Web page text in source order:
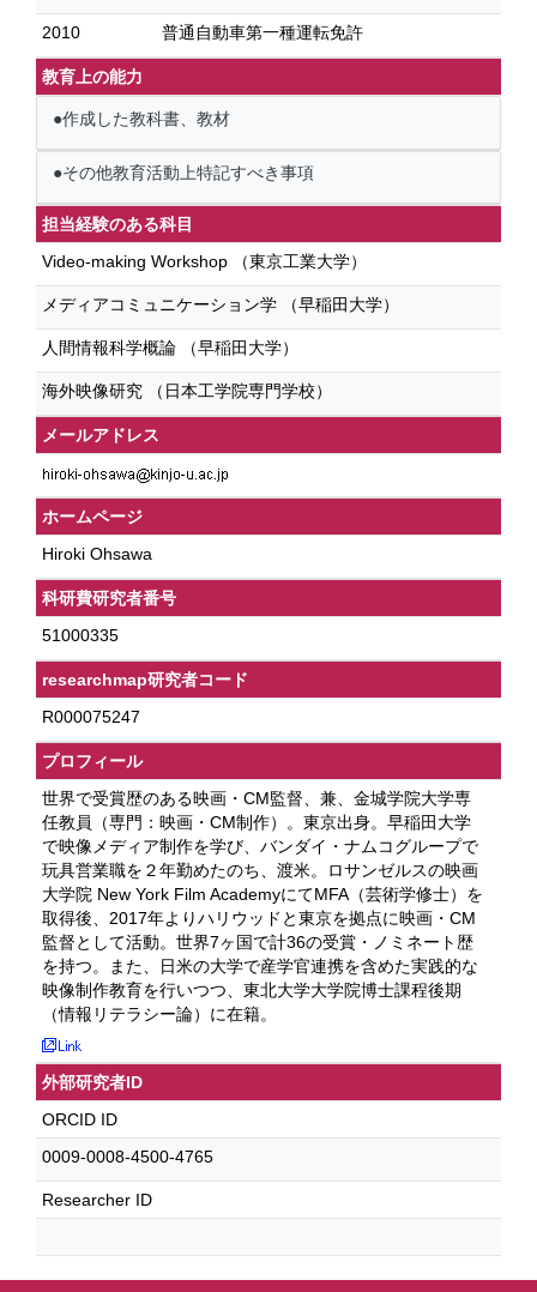
2010 普通自動車第一種運転免許
教育上の能力
●作成した教科書、教材
●その他教育活動上特記すべき事項
担当経験のある科目
Video-making Workshop （東京工業大学）
メディアコミュニケーション学 （早稲田大学）
人間情報科学概論 （早稲田大学）
海外映像研究 （日本工学院専門学校）
メールアドレス
ホームページ
Hiroki Ohsawa
科研費研究者番号
51000335
researchmap研究者コード
R000075247
プロフィール
世界で受賞歴のある映画・CM監督、兼、金城学院大学専
任教員（専門：映画・CM制作）。東京出身。早稲田大学
で映像メディア制作を学び、バンダイ・ナムコグループで
玩具営業職を２年勤めたのち、渡米。ロサンゼルスの映画
大学院 New York Film AcademyにてMFA（芸術学修士）を
取得後、2017年よりハリウッドと東京を拠点に映画・CM
監督として活動。世界7ヶ国で計36の受賞・ノミネート歴
を持つ。また、日米の大学で産学官連携を含めた実践的な
映像制作教育を行いつつ、東北大学大学院博士課程後期
（情報リテラシー論）に在籍。
外部研究者ID
ORCID ID
0009-0008-4500-4765
Researcher ID